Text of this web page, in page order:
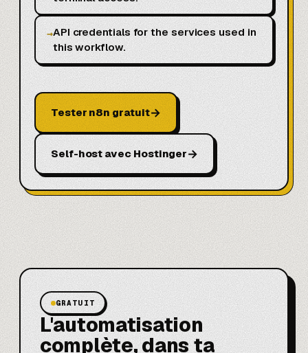
→API credentials for the services used in
this workflow.
Tester n8n gratuit→
Self-host avec Hostinger→
GRATUIT
L'automatisation
complète, dans ta